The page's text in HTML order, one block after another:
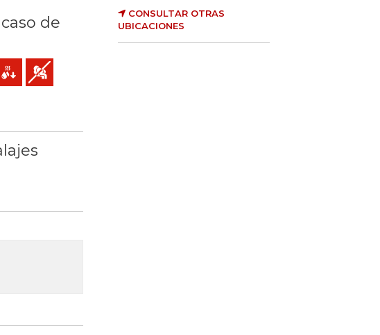
de
de la llama
de calorcaída de gotas inflamables
Baja emisión y opacidad de los humos
2,5 µS/mm
CONSULTAR OTRAS
UBICACIONES